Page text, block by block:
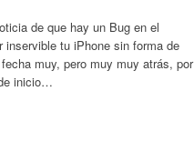
de que hay un Bug en el
inservible tu iPhone sin forma de
muy, pero muy muy atrás, por
inicio…